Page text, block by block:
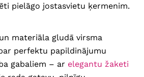
pielāgo jostasvietu ķermenim.
materiāla gludā virsma
perfektu papildinājumu
gabaliem – ar elegantu žaketi